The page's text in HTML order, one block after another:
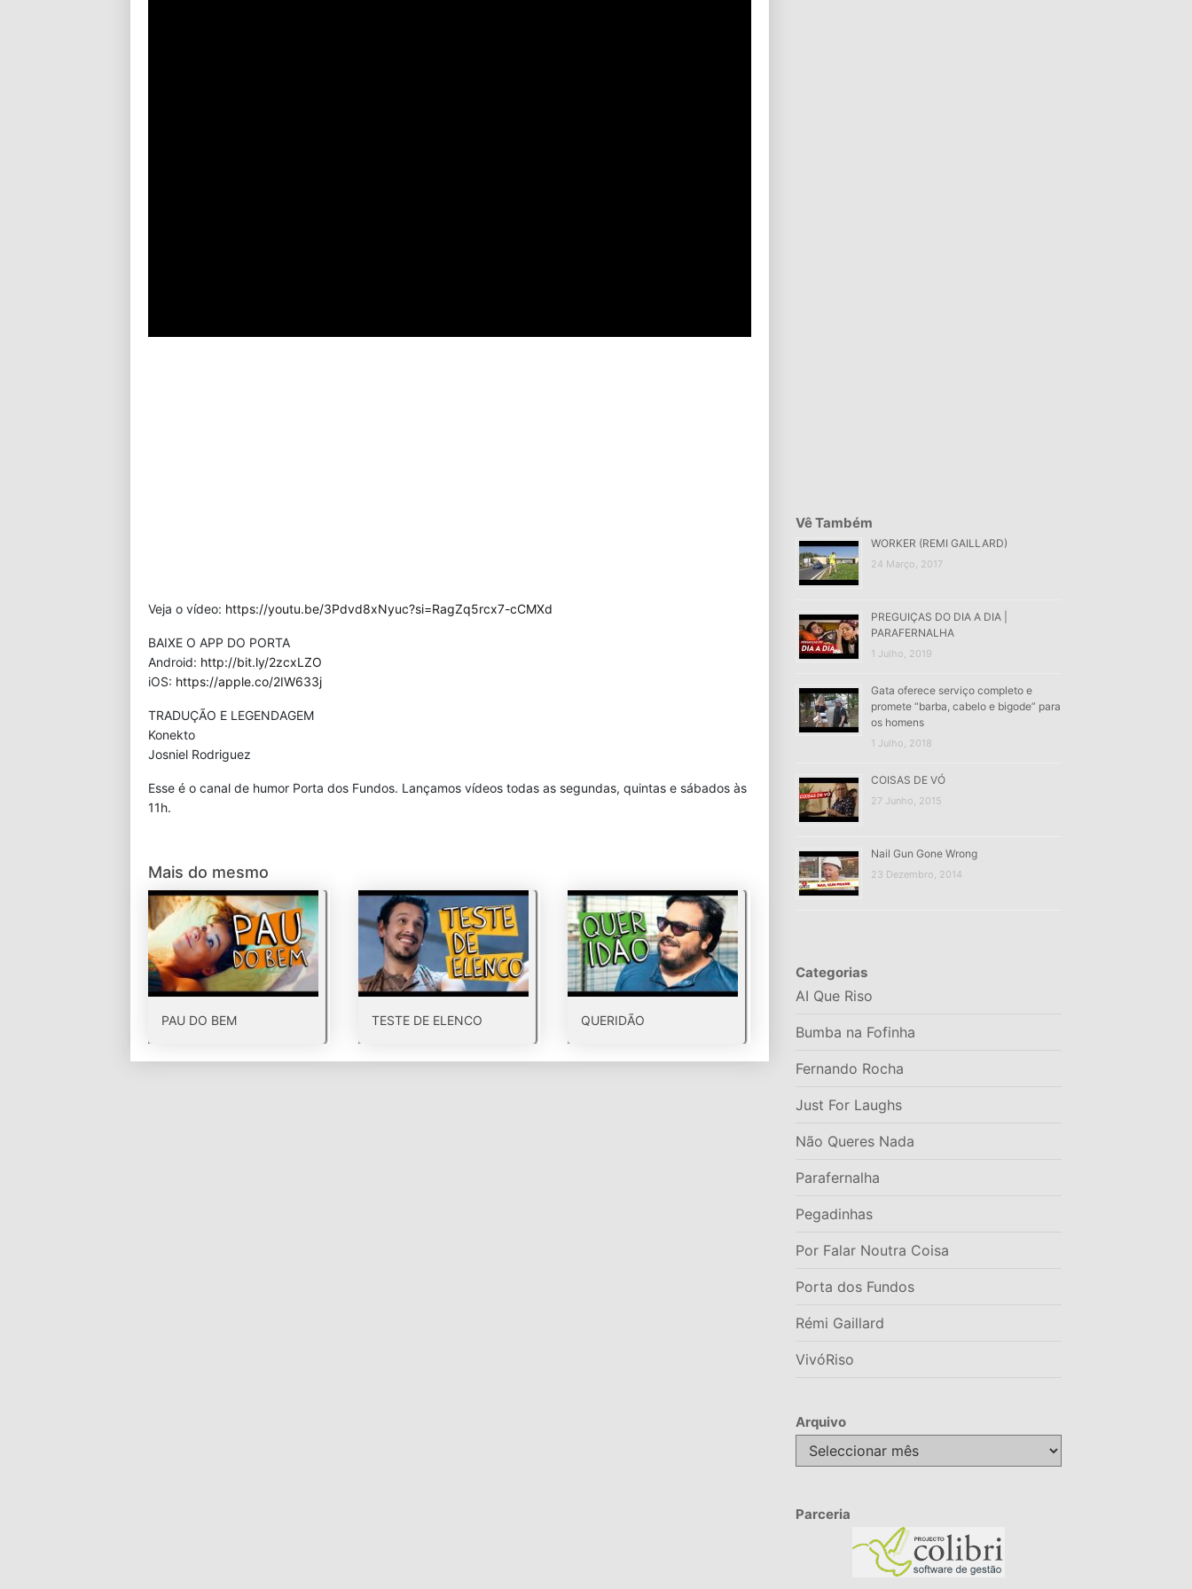
Veja o vídeo: https://youtu.be/3Pdvd8xNyuc?si=RagZq5rcx7-cCMXd
BAIXE O APP DO PORTA
Android: http://bit.ly/2zcxLZO
iOS: https://apple.co/2IW633j
TRADUÇÃO E LEGENDAGEM
Konekto
Josniel Rodriguez
Esse é o canal de humor Porta dos Fundos. Lançamos vídeos todas as segundas, quintas e sábados às
11h.
Mais do mesmo
PAU DO BEM TESTE DE ELENCO QUERIDÃO
Vê Também
WORKER (REMI GAILLARD)
24 Março, 2017
PREGUIÇAS DO DIA A DIA |
PARAFERNALHA
1 Julho, 2019
Gata oferece serviço completo e
promete “barba, cabelo e bigode” para
os homens
1 Julho, 2018
COISAS DE VÓ
27 Junho, 2015
Nail Gun Gone Wrong
23 Dezembro, 2014
Categorias
AI Que Riso
Bumba na Fofinha
Fernando Rocha
Just For Laughs
Não Queres Nada
Parafernalha
Pegadinhas
Por Falar Noutra Coisa
Porta dos Fundos
Rémi Gaillard
VivóRiso
Arquivo
Arquivo
Parceria